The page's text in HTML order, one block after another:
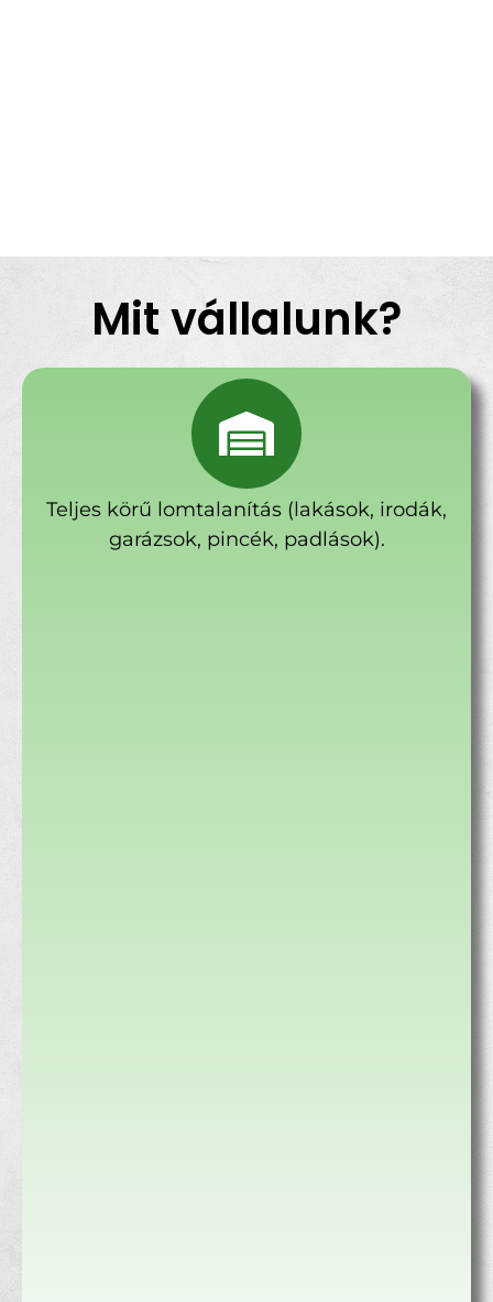
Mit vállalunk?
Teljes körű lomtalanítás (lakások, irodák,
garázsok, pincék, padlások).